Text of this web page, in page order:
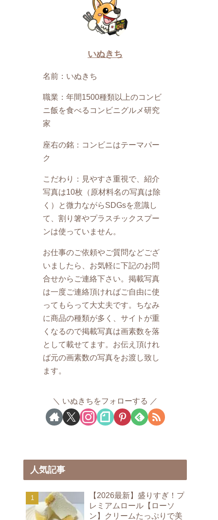
いぬきち
名前：いぬきち
職業：年間1500種類以上のコンビ
ニ飯を食べるコンビニグルメ研究
家
座右の銘：コンビニはテーマパー
ク
こだわり：見やすさ重視で、紹介
写真は10枚（原材料名の写真は除
く）と微力ながらSDGsを意識し
て、割り箸やプラスチックスプー
ンは使っていません。
お仕事のご依頼やご質問などござ
いましたら、お気軽に下記のお問
合せからご連絡下さい。掲載写真
は一度ご連絡頂ければご自由に使
ってもらって大丈夫です。ちなみ
に商品の種類が多く、サイトが重
くなるので掲載写真は画素数を落
として載せてます。お伝え頂けれ
ば元の画素数の写真をお渡し致し
ます。
いぬきちをフォローする
人気記事
【2026最新】盛りすぎ！プ
レミアムロール【ローソ
ン】クリームたっぷりで美